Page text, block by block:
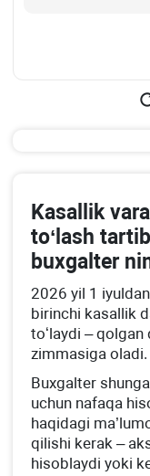
Kasallik
toʻlash
buхgalter
2026 yil 1
birinchi kasallik
toʻlaydi –
zimmasiga oladi.
Buхgalter
uchun nafaqa
haqidagi
qilishi kerak –
hisoblaydi yoki